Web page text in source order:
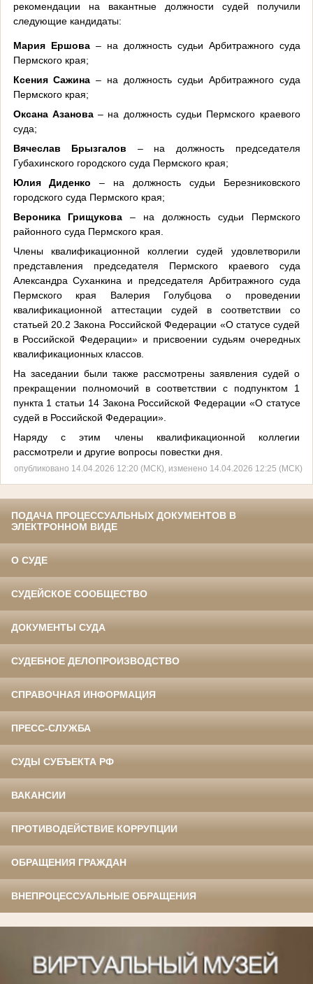
рекомендации на вакантные должности судей получили
следующие кандидаты:
Мария Ершова – на должность судьи Арбитражного суда
Пермского края;
Ксения Сажина– на должность судьи Арбитражного суда
Пермского края;
Оксана Азанова– на должность судьи Пермского краевого
суда;
Вячеслав Брызгалов – на должность председателя
Губахинского городского суда Пермского края;
Юлия Диденко– на должность судьи Березниковского
городского суда Пермского края;
Вероника Грищукова– на должность судьи Пермского
районного суда Пермского края.
Члены квалификационной коллегии судей удовлетворили
представления председателя Пермского краевого суда
Александра Суханкина и председателя Арбитражного суда
Пермского края Валерия Голубцова о проведении
квалификационной аттестации судей в соответствии со
статьей 20.2 Закона Российской Федерации «О статусе судей
в Российской Федерации» и присвоении судьям очередных
квалификационных классов.
На заседании были также рассмотрены заявления судей о
прекращении полномочий в соответствии с подпунктом 1
пункта 1 статьи 14 Закона Российской Федерации «О статусе
судей в Российской Федерации».
Наряду с этим члены квалификационной коллегии
рассмотрели и другие вопросы повестки дня.
опубликовано 14.04.2026 12:20 (МСК), изменено 14.04.2026 12:25 (МСК)
ПОДАЧА ПРОЦЕССУАЛЬНЫХ ДОКУМЕНТОВ В
ЭЛЕКТРОННОМ ВИДЕ
О СУДЕ
СУДЕЙСКОЕ СООБЩЕСТВО
ДОКУМЕНТЫ СУДА
СУДЕБНОЕ ДЕЛОПРОИЗВОДСТВО
СПРАВОЧНАЯ ИНФОРМАЦИЯ
ПРЕСС-СЛУЖБА
СУДЫ СУБЪЕКТА РФ
ВАКАНСИИ
ПРОТИВОДЕЙСТВИЕ КОРРУПЦИИ
ОБРАЩЕНИЯ ГРАЖДАН
ВНЕПРОЦЕССУАЛЬНЫЕ ОБРАЩЕНИЯ